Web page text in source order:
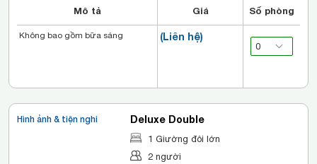
Mô tả Giá Số phòng
(Liên hệ)
Không bao gồm bữa sáng
Hình ảnh & tiện nghi Deluxe Double
1 Giường đôi lớn
2 người